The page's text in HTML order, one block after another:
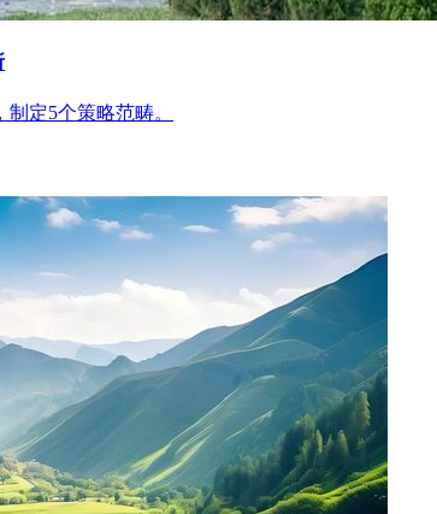
定5个策略范畴。